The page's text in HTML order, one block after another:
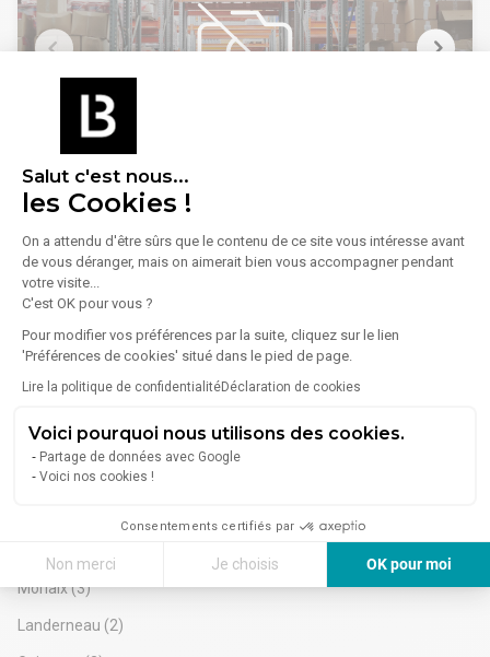
Salut c'est nous...
les Cookies !
On a attendu d'être sûrs que le contenu de ce site vous intéresse avant
de vous déranger, mais on aimerait bien vous accompagner pendant
votre visite...
C'est OK pour vous ?
Pour modifier vos préférences par la suite, cliquez sur le lien
'Préférences de cookies' situé dans le pied de page.
Lire la politique de confidentialitéDéclaration de cookies
Voici pourquoi nous utilisons des cookies.
Partage de données avec Google
Voici nos cookies !
Consentements certifiés par
Non merci Je choisis
OK pour moi
Axeptio consent
Plateforme de Gestion du Consentement : Personnalisez vos Options
Notre plateforme vous permet d'adapter et de gérer vos paramètres
Un bien complet, fonctionnel et bien situé, idéal pour une
activité artisanale, commerciale ou de service.
Location Local d'activités 630 m²
PAYS DE QUIMPERLE
À Mellac, ces locaux d'activités à la location offrent environ
630 m² sur un terrain de 2404 m² environ. Indépendants et
récents, ils disposent d'une vitrine en façade 4 voies et sont
accessibles aux personnes à mobilité réduite.
Le bien comprend un grand showroom, des bureaux
lumineux, et une partie stockage/entrepôt. Stationnements
Situés dans le Pays de Quimperlé, ces locaux bénéficient
d'une excellente visibilité et accessibilité .
Accès direct 4 voies, 9 parkings aériens , locaux fibrés.
manœuvres.
Les informations sur les risques naturels, miniers, ou
technologiques, auxquels ces biens sont exposés, sont
disponibles sur le site www.georisques.gouv.fr
Lire plus
4 700 €/mois
Finistère - Location Entrepôt
Brest (14)
Morlaix(3)
Landerneau (2)